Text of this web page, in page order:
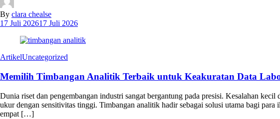
By clara chealse
17 Juli 202617 Juli 2026
ArtikelUncategorized
Memilih Timbangan Analitik Terbaik untuk Keakuratan Data
Dunia riset dan pengembangan industri sangat bergantung pada presisi. Kesalahan
ukur dengan sensitivitas tinggi. Timbangan analitik hadir sebagai solusi utama bagi
empat […]